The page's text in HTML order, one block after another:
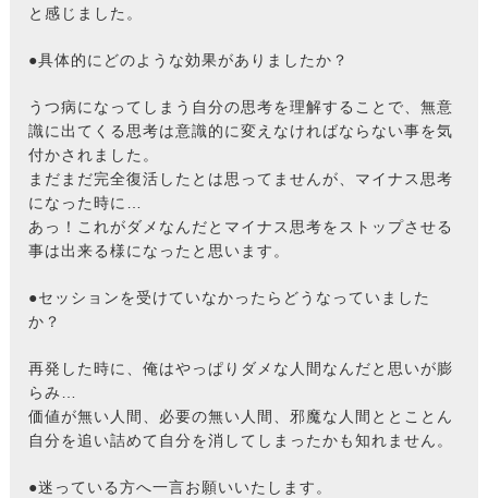
と感じました。
●具体的にどのような効果がありましたか？
うつ病になってしまう自分の思考を理解することで、無意
識に出てくる思考は意識的に変えなければならない事を気
付かされました。
まだまだ完全復活したとは思ってませんが、マイナス思考
になった時に…
あっ！これがダメなんだとマイナス思考をストップさせる
事は出来る様になったと思います。
●セッションを受けていなかったらどうなっていました
か？
再発した時に、俺はやっぱりダメな人間なんだと思いが膨
らみ…
価値が無い人間、必要の無い人間、邪魔な人間ととことん
自分を追い詰めて自分を消してしまったかも知れません。
●迷っている方へ一言お願いいたします。